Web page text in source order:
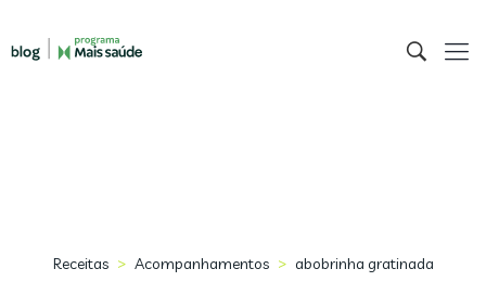
Receitas > Acompanhamentos > abobrinha gratinada